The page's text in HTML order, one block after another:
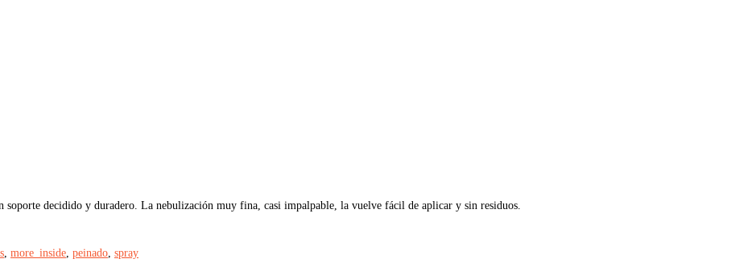
decidido y duradero. La nebulización muy fina, casi impalpable, la vuelve fácil de aplicar y sin residuos.
more_inside peinado spray